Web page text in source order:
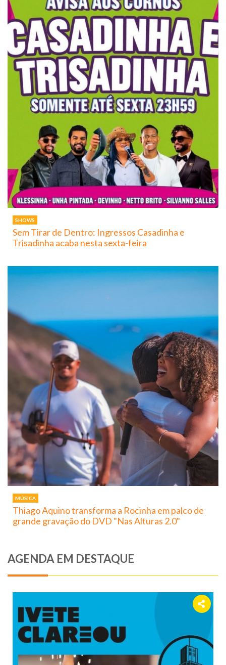
SHOWS
Sem Tirar de Dentro: Ingressos Casadinha e
Trisadinha acaba nesta sexta-feira
MÚSICA
Thiago Aquino transforma a Rocinha em palco de
grande gravação do DVD "Nas Alturas 2.0"
AGENDA EM DESTAQUE